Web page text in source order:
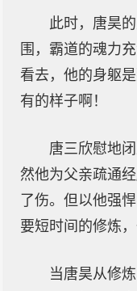
此时，唐昊
围，霸道的魂力
看去，他的身躯
有的样子啊！
唐三欣慰地
然他为父亲疏通
了伤。但以他强
要短时间的修炼
当唐昊从修